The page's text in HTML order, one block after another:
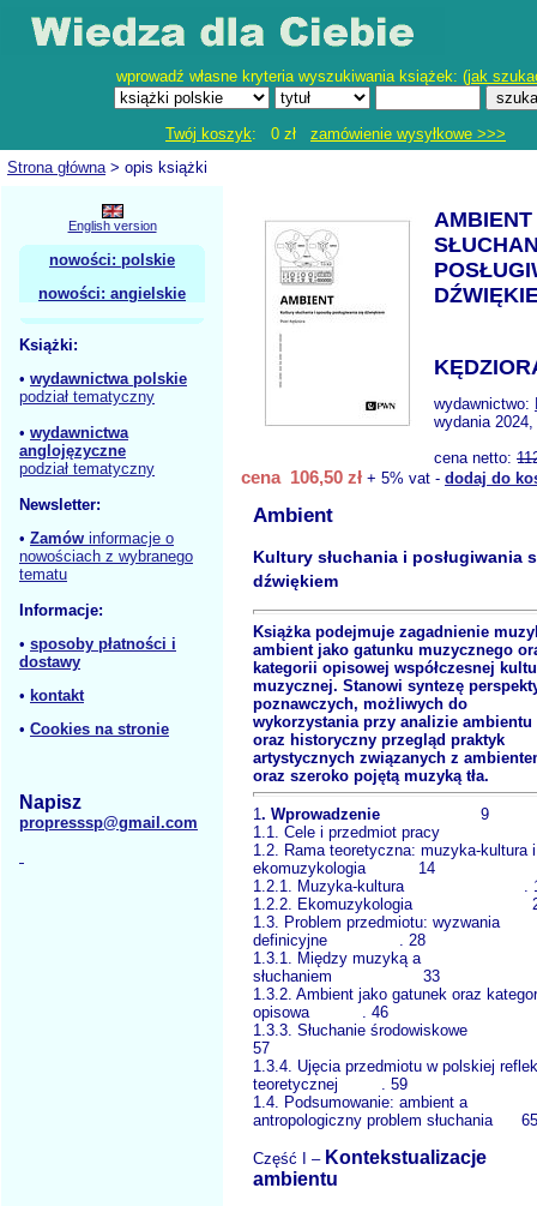
wprowadź własne kryteria wyszukiwania książek: (jak
Twój koszyk: 0 zł zamówienie wysyłkowe >>>
Strona główna> opis książki
English version
nowości: polskie
nowości: angielskie
Książki:
• wydawnictwa polskie
podział tematyczny
• wydawnictwa
anglojęzyczne
podział tematyczny
Newsletter:
• Zamów informacje o
nowościach z wybranego
tematu
Informacje:
• sposoby płatności i
dostawy
• kontakt
• Cookies na stronie
Napisz
propresssp@gmail.com
AMBIENT
wydawnictwo:
wydania
cena netto:
cena 106,50 zł + 5% vat - dodaj do
Ambient
Kultury słuchania i posługiwania
dźwiękiem
Książka podejmuje zagadnienie
ambient jako gatunku muzycznego
kategorii opisowej współczesnej
muzycznej. Stanowi syntezę
poznawczych, możliwych do
wykorzystania przy analizie ambientu
oraz historyczny przegląd praktyk
artystycznych związanych z
oraz szeroko pojętą muzyką tła.
1 . Wprowadzenie
9
1.1. Cele i przedmiot
1.2. Rama teoretyczna: muzyka-kultura i
ekomuzykologia 14
1.2.1. Muzyka-kultura .
1.2.2. Ekomuzykologia
1.3. Problem przedmiotu: wyzwania
definicyjne . 28
1.3.1. Między muzyką a
słuchaniem 33
1.3.2. Ambient jako gatunek oraz
opisowa . 46
1.3.3. Słuchanie
57
1.3.4. Ujęcia przedmiotu w polskiej
teoretycznej . 59
1.4. Podsumowanie: ambient a
antropologiczny problem słuchania 65
Część I – Kontekstualizacje
ambientu